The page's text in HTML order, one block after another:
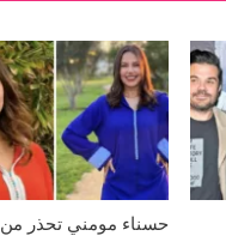
حسناء مومني تحذر من